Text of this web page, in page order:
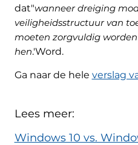
dat"wanneer dreiging
veiligheidsstructuur van
moeten zorgvuldig
hen.'Word.
Ga naar de hele verslag
Lees meer:
Windows 10 vs.